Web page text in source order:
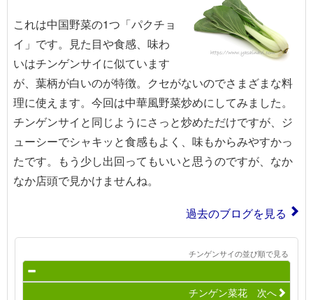
これは中国野菜の1つ「パクチョ
イ」です。見た目や食感、味わ
いはチンゲンサイに似ています
が、葉柄が白いのが特徴。クセがないのでさまざまな料
理に使えます。今回は中華風野菜炒めにしてみました。
チンゲンサイと同じようにさっと炒めただけですが、ジ
ューシーでシャキッと食感もよく、味もからみやすかっ
たです。もう少し出回ってもいいと思うのですが、なか
なか店頭で見かけませんね。
過去のブログを見る
チンゲンサイの並び順で見る
チンゲン菜花 次へ